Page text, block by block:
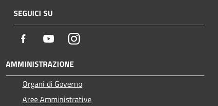
SEGUICI SU
Facebook YoutubeInstagram
AMMINISTRAZIONE
Organi di Governo
Aree Amministrative